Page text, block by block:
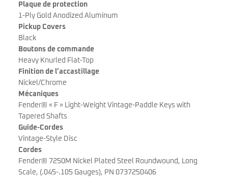
Plaque de protection
1-Ply Gold Anodized Aluminum
Pickup Covers
Black
Boutons de commande
Heavy Knurled Flat-Top
Finition de l’accastillage
Nickel/Chrome
Mécaniques
Fender® « F » Light-Weight Vintage-Paddle Keys with
Tapered Shafts
Guide-Cordes
Vintage-Style Disc
Cordes
Fender® 7250M Nickel Plated Steel Roundwound, Long
Scale, (.045-.105 Gauges), PN 0737250406